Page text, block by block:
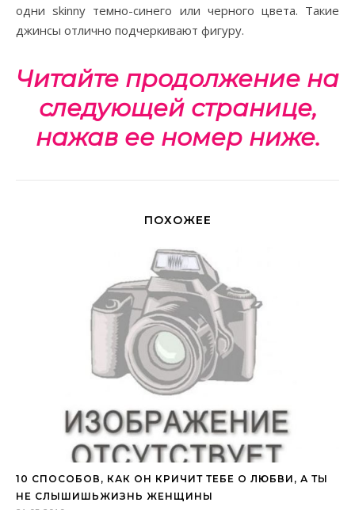
одни skinny темно-синего или черного цвета. Такие
джинсы отлично подчеркивают фигуру.
Читайте продолжение на
следующей странице,
нажав ее номер ниже.
ПОХОЖЕЕ
10 СПОСОБОВ, КАК ОН КРИЧИТ ТЕБЕ О ЛЮБВИ, А ТЫ
НЕ СЛЫШИШЬЖИЗНЬ ЖЕНЩИНЫ